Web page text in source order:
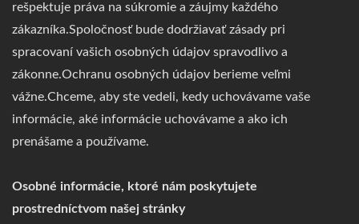
rešpektuje práva na súkromie a záujmy každého
zákazníka.Spoločnosť bude dodržiavať zásady pri
spracovaní vašich osobných údajov spravodlivo a
zákonne.Ochranu osobných údajov berieme veľmi
vážne.Chceme, aby ste vedeli, kedy uchovávame vaše
informácie, aké informácie uchovávame a ako ich
prenášame a používame.
Osobné informácie, ktoré nám poskytujete
prostredníctvom našej stránky